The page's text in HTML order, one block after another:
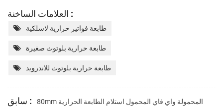
العلامات الساخنة :
طابعة فواتير حرارية لاسلكية
طابعة حرارية بلوتوث صغيرة
طابعة حرارية بلوتوث للاندرويد
سابق : 80mm المحمولة واي فاي المحمول استلام الطابعة الحرارية